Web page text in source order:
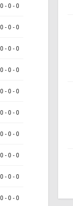
- 0 - 0
- 0 - 0
- 0 - 0
- 0 - 0
- 0 - 0
- 0 - 0
- 0 - 0
- 0 - 0
- 0 - 0
- 0 - 0